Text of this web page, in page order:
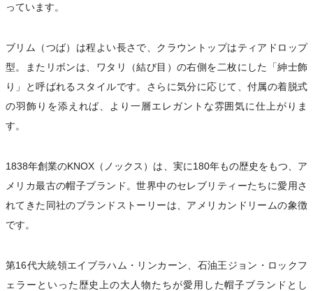
っています。
ブリム（つば）は程よい長さで、クラウントップはティアドロップ
型。またリボンは、ワタリ（結び目）の右側を二枚にした「紳士飾
り」と呼ばれるスタイルです。さらに気分に応じて、付属の着脱式
の羽飾りを添えれば、より一層エレガントな雰囲気に仕上がりま
す。
1838年創業のKNOX（ノックス）は、実に180年もの歴史をもつ、ア
メリカ最古の帽子ブランド。世界中のセレブリティーたちに愛用さ
れてきた同社のブランドストーリーは、アメリカンドリームの象徴
です。
第16代大統領エイブラハム・リンカーン、石油王ジョン・ロックフ
ェラーといった歴史上の大人物たちが愛用した帽子ブランドとし